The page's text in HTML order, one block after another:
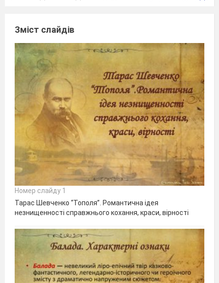
Зміст слайдів
Номер слайду 1
Тарас Шевченко “Тополя”. Романтична ідея
незнищенності справжнього кохання, краси, вірності